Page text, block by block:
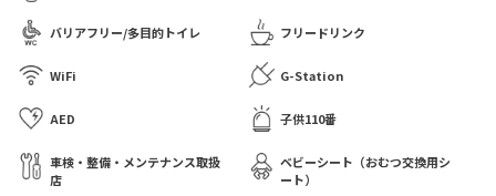
バリアフリー/多目的トイレ フリードリンク
WiFi G-Station
AED 子供110番
車検・整備・メンテナンス取扱
店
ベビーシート（おむつ交換用シ
ート）